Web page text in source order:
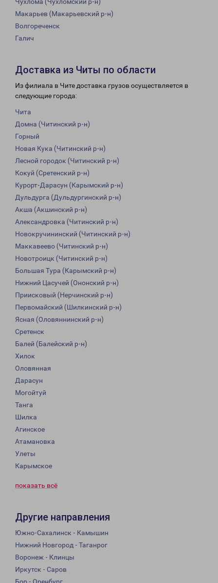
Чухлома (Чухломский р-н)
Макарьев (Макарьевский р-н)
Волгореченск
Галич
Доставка из Читы по области
Из филиала в Чите доставка грузов осуществляется в
следующие города:
Чита
Домна (Читинский р-н)
Горный
Новая Кука (Читинский р-н)
Лесной городок (Читинский р-н)
Кокуй (Сретенский р-н)
Курорт-Дарасун (Карымский р-н)
Дульдурга (Дульдургинский р-н)
Акша (Акшинский р-н)
Александровка (Читинский р-н)
Новокручининский (Читинский р-н)
Маккавеево (Читинский р-н)
Новотроицк (Читинский р-н)
Большая Тура (Карымский р-н)
Нижний Цасучей (Ононский р-н)
Приисковый (Нерчинский р-н)
Первомайский (Шилкинский р-н)
Ясная (Оловяннинский р-н)
Сретенск
Балей (Балейский р-н)
Хилок
Оловянная
Дарасун
Могойтуй
Танга
Шилка
Агинское
Атамановка
Улеты
Карымское
показать всё
Другие направления
Южно-Сахалинск - Камышин
Нижний Новгород - Таганрог
Воронеж - Клинцы
Иркутск - Саров